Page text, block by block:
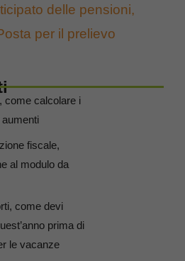
delle pensioni,
per il prelievo
come calcolare i
fiscale,
al modulo da
come devi
prima di
le vacanze